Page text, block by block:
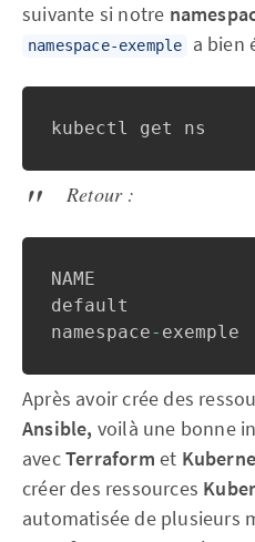
suivante si notre
namespace-exemple a bien
kubectl get ns
Retour :
NAME
default
namespace-
Après avoir crée des
Ansible, voilà une bonne
avecTerraform et
créer des ressources
automatisée de plusieurs